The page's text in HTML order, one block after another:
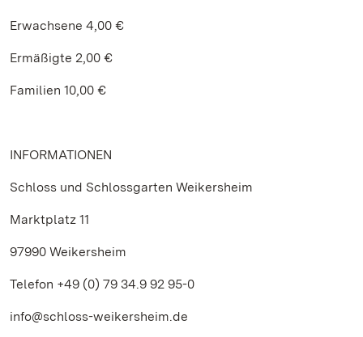
Erwachsene 4,00 €
Ermäßigte 2,00 €
Familien 10,00 €
INFORMATIONEN
Schloss und Schlossgarten Weikersheim
Marktplatz 11
97990 Weikersheim
Telefon +49 (0) 79 34.9 92 95-0
info@schloss-weikersheim.de